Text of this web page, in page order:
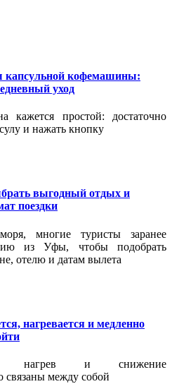
капсульной кофемашины:
уход
кажется простой: достаточно
и нажать кнопку
выгодный отдых и
поездки
многие туристы заранее
из Уфы, чтобы подобрать
отелю и датам вылета
нагревается и медленно
нагрев и снижение
связаны между собой